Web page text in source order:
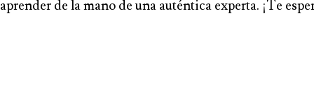
de la mano de una auténtica experta. ¡Te